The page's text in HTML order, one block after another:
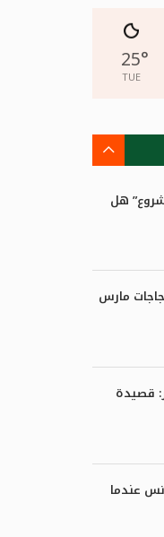
25°
TUE
هل
مارس
قصيدة
عندما